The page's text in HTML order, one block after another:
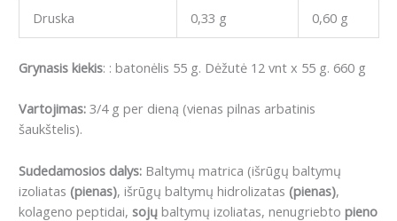
Druska 0,33 g 0,60 g
Grynasis kiekis: : batonėlis 55 g. Dėžutė 12 vnt x 55 g. 660 g
Vartojimas: 3/4 g per dieną (vienas pilnas arbatinis
šaukštelis).
Sudedamosios dalys: Baltymų matrica (išrūgų baltymų
izoliatas (pienas), išrūgų baltymų hidrolizatas (pienas),
kolageno peptidai, sojų baltymų izoliatas, nenugriebto pieno